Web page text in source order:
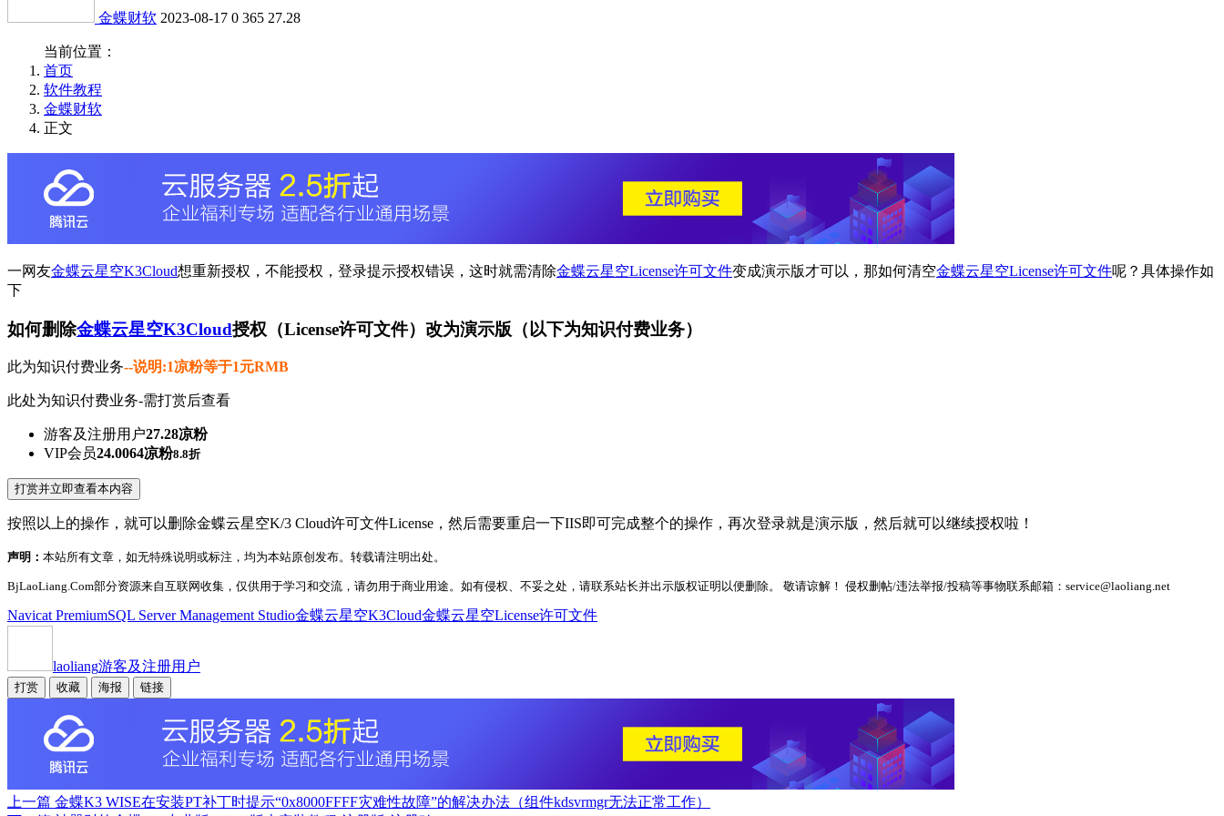
金蝶财软 2023-08-17 0 365 27.28
当前位置：
首页
软件教程
金蝶财软
正文
一网友金蝶云星空K3Cloud想重新授权，不能授权，登录提示授权错误，这时就需清除金蝶云星空License许可文件变成演示版才可以，那如何清空金蝶云星空License许可文件呢？具体操作如
下
如何删除金蝶云星空K3Cloud授权（License许可文件）改为演示版（以下为知识付费业务）
此为知识付费业务--说明:1凉粉等于1元RMB
此处为知识付费业务-需打赏后查看
游客及注册用户27.28凉粉
VIP会员24.0064凉粉8.8折
打赏并立即查看本内容
按照以上的操作，就可以删除金蝶云星空K/3 Cloud许可文件License，然后需要重启一下IIS即可完成整个的操作，再次登录就是演示版，然后就可以继续授权啦！
声明： 本站所有文章，如无特殊说明或标注，均为本站原创发布。转载请注明出处。
BjLaoLiang.Com部分资源来自互联网收集，仅供用于学习和交流，请勿用于商业用途。如有侵权、不妥之处，请联系站长并出示版权证明以便删除。 敬请谅解！ 侵权删帖/违法举报/投稿等事物联系邮箱：service@laoliang.net
Navicat PremiumSQL Server Management Studio金蝶云星空K3Cloud金蝶云星空License许可文件
laoliang游客及注册用户
打赏 收藏 海报 链接
上一篇 金蝶K3 WISE在安装PT补丁时提示“0x8000FFFF灾难性故障”的解决办法（组件kdsvrmgr无法正常工作）